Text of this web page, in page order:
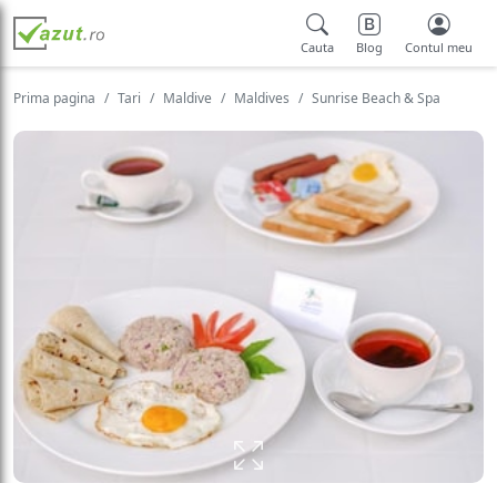
Cauta Blog Contul meu
Prima pagina Tari Maldive Maldives Sunrise Beach & Spa